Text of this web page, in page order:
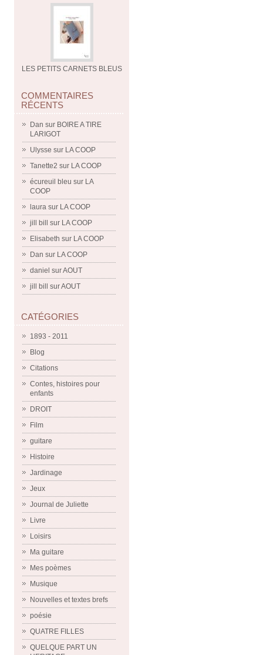
LES PETITS CARNETS BLEUS
COMMENTAIRES
RÉCENTS
Dan sur BOIRE A TIRE
LARIGOT
Ulysse sur LA COOP
Tanette2 sur LA COOP
écureuil bleu sur LA
COOP
laura sur LA COOP
jill bill
sur LA COOP
Elisabeth sur LA COOP
Dan sur LA COOP
daniel surAOUT
jill bill
surAOUT
CATÉGORIES
1893 - 2011
Blog
Citations
Contes, histoires pour
enfants
DROIT
Film
guitare
Histoire
Jardinage
Jeux
Journal de Juliette
Livre
Loisirs
Ma guitare
Mes poèmes
Musique
Nouvelles et textes brefs
poésie
QUATRE FILLES
QUELQUE PART UN